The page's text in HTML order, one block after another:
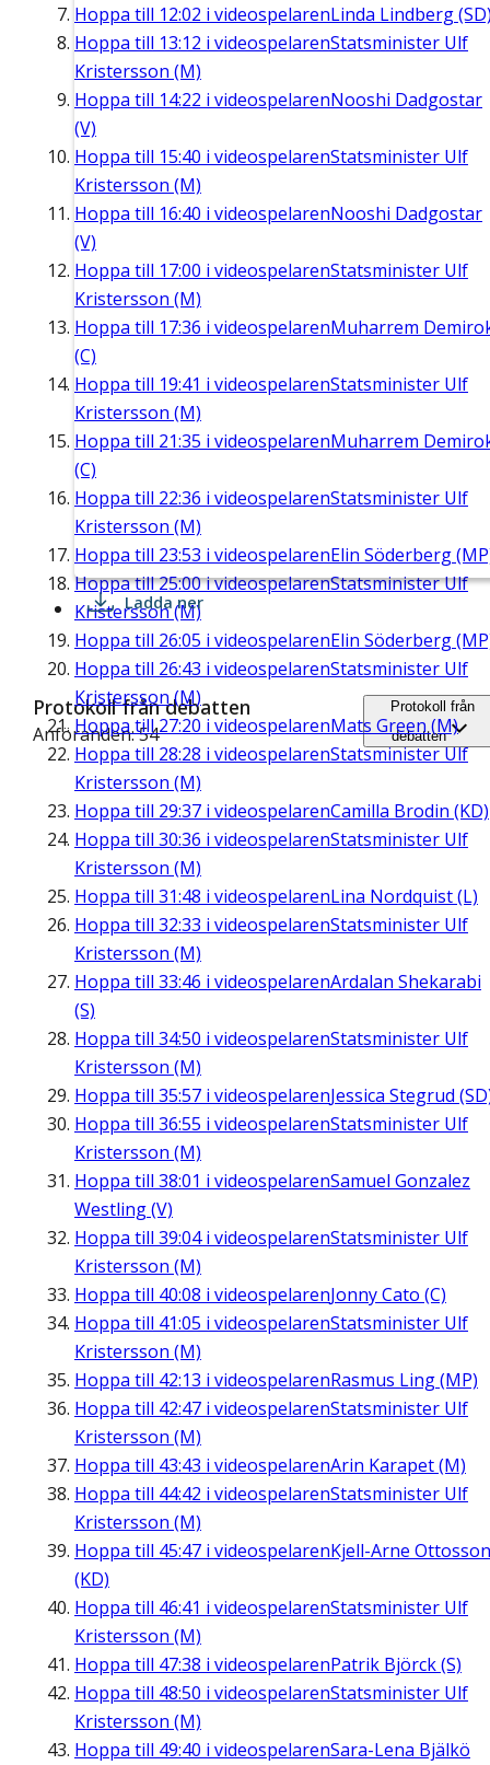
Hoppa till 12:02 i videospelarenLinda Lindberg
Hoppa till 13:12 i videospelarenStatsminister Ulf
Kristersson (M)
Hoppa till 14:22 i videospelarenNooshi Dadgostar
(V)
Hoppa till 15:40 i videospelarenStatsminister Ulf
Kristersson (M)
Hoppa till 16:40 i videospelarenNooshi Dadgostar
(V)
Hoppa till 17:00 i videospelarenStatsminister Ulf
Kristersson (M)
Hoppa till 17:36 i videospelarenMuharrem
(C)
Hoppa till 19:41 i videospelarenStatsminister Ulf
Kristersson (M)
Hoppa till 21:35 i videospelarenMuharrem
(C)
Hoppa till 22:36 i videospelarenStatsminister Ulf
Kristersson (M)
Hoppa till 23:53 i videospelarenElin Söderberg
Hoppa till25:00i videospelarenStatsminister Ulf
Kristersson (M)
Hoppa till 26:05 i videospelarenElin Söderberg
Hoppa till 26:43 i videospelarenStatsminister Ulf
Kristersson (M)
Hoppa till27:20 i videospelarenMats Green (M)
Hoppa till 28:28 i videospelarenStatsminister Ulf
Kristersson (M)
Hoppa till 29:37 i videospelarenCamilla Brodin (KD)
Hoppa till 30:36 i videospelarenStatsminister Ulf
Kristersson (M)
Hoppa till 31:48 i videospelarenLina Nordquist (L)
Hoppa till 32:33 i videospelarenStatsminister Ulf
Kristersson (M)
Hoppa till 33:46 i videospelarenArdalan Shekarabi
(S)
Hoppa till 34:50 i videospelarenStatsminister Ulf
Kristersson (M)
Hoppa till 35:57 i videospelarenJessica Stegrud
Hoppa till 36:55 i videospelarenStatsminister Ulf
Kristersson (M)
Hoppa till 38:01 i videospelarenSamuel Gonzalez
Westling (V)
Hoppa till 39:04i videospelarenStatsminister Ulf
Kristersson (M)
Hoppa till 40:08 i videospelarenJonny Cato (C)
Hoppa till 41:05 i videospelarenStatsminister Ulf
Kristersson (M)
Hoppa till 42:13 i videospelarenRasmus Ling (MP)
Hoppa till 42:47 i videospelarenStatsminister Ulf
Kristersson (M)
Hoppa till 43:43 i videospelarenArin Karapet (M)
Hoppa till 44:42 i videospelarenStatsminister Ulf
Kristersson (M)
Hoppa till 45:47 i videospelarenKjell-Arne Ottosson
(KD)
Hoppa till 46:41 i videospelarenStatsminister Ulf
Kristersson (M)
Hoppa till 47:38 i videospelarenPatrik Björck (S)
Hoppa till 48:50 i videospelarenStatsminister Ulf
Kristersson (M)
Hoppa till 49:40 i videospelarenSara-Lena Bjälkö
Ladda ner
Protokoll från debatten
Anföranden: 54
Protokoll från
debatten